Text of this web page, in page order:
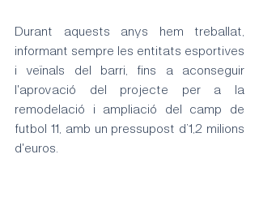
Durant aquests anys hem treballat,
informant sempre les entitats esportives
i veïnals del barri, fins a aconseguir
l'aprovació del projecte per a la
remodelació i ampliació del camp de
futbol 11, amb un pressupost d’1,2 milions
d'euros.